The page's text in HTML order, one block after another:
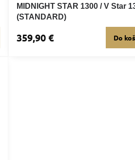
MIDNIGHT STAR 1300 / V Star
(STANDARD)
359,90 € Do